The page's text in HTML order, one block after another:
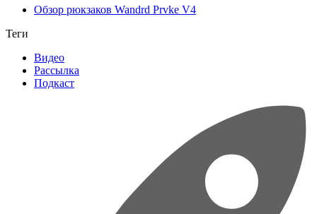
Обзор рюкзаков Wandrd Prvke V4
Теги
Видео
Рассылка
Подкаст